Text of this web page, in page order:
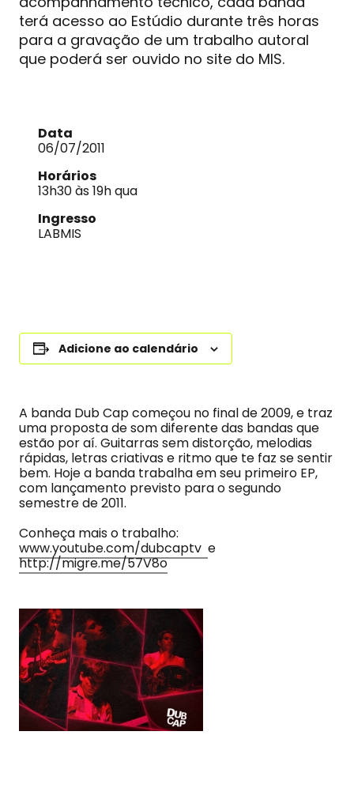
terá acesso ao Estúdio durante três horas
para a gravação de um trabalho autoral
que poderá ser ouvido no site do MIS.
Data
06/07/2011
Horários
13h30 às 19h qua
Ingresso
LABMIS
Adicione ao calendário
A banda Dub Cap começou no final de 2009, e traz
uma proposta de som diferente das bandas que
estão por aí. Guitarras sem distorção, melodias
rápidas, letras criativas e ritmo que te faz se sentir
bem. Hoje a banda trabalha em seu primeiro EP,
com lançamento previsto para o segundo
semestre de 2011.
Conheça mais o trabalho:
www.youtube.com/dubcaptv e
http://migre.me/57V8o